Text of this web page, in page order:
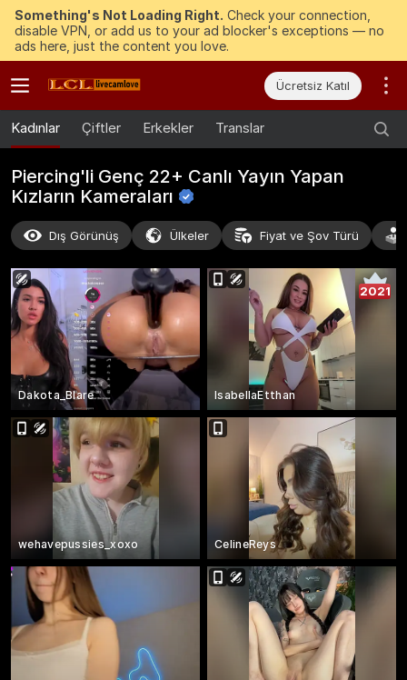
Something's Not Loading Right. Check your connection,
disable VPN, or add us to your ad blocker's exceptions — no
ads here, just the content you love.
Ücretsiz Katıl
Kadınlar Çiftler Erkekler Translar
Piercing'li Genç 22+ Canlı Yayın Yapan
Kızların Kameraları
Dış Görünüş Ülkeler Fiyat ve Şov Türü
Dakota_Blare
2021
IsabellaEtthan
wehavepussies_xoxo CelineReys